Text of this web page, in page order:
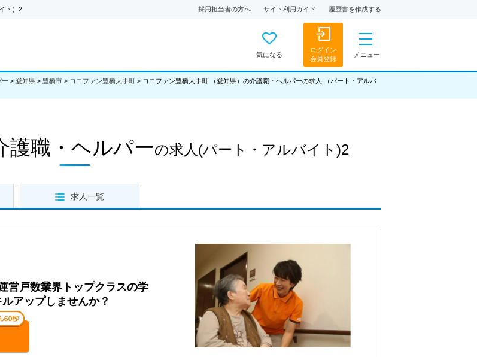
ト）2 採用担当者の方へ サイト利用ガイド 履歴書を作成する
気になる
ログイン
会員登録
メニュー
ー > 愛知県 > 豊橋市 > ココファン豊橋大手町 > ココファン豊橋大手町 （愛知県）の介護職・ヘルパーの求人 （パート・アルバ
護職・ヘルパーの求人 (パート・アルバイト)2
求人一覧
営戸数業界トップクラスの学
アップしませんか？